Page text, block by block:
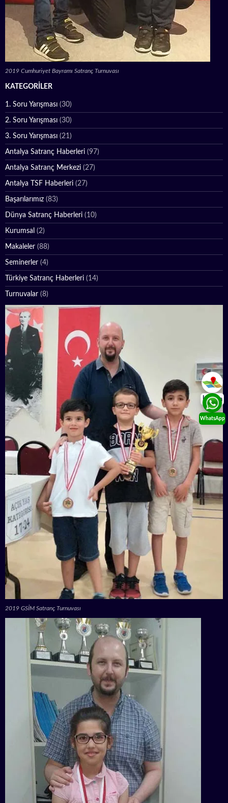
İletişim
WhatsApp
2019 Cumhuriyet Bayramı Satranç Turnuvası
KATEGORILER
1. Soru Yarışması (30)
2. Soru Yarışması (30)
3. Soru Yarışması (21)
Antalya Satranç Haberleri (97)
Antalya Satranç Merkezi (27)
Antalya TSF Haberleri (27)
Başarılarımız (83)
Dünya Satranç Haberleri (10)
Kurumsal (2)
Makaleler (88)
Seminerler (4)
Türkiye Satranç Haberleri (14)
Turnuvalar (8)
2019 GSİM Satranç Turnuvası